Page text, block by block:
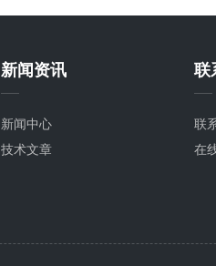
新闻资讯
新闻中心
技术文章
联
联
在